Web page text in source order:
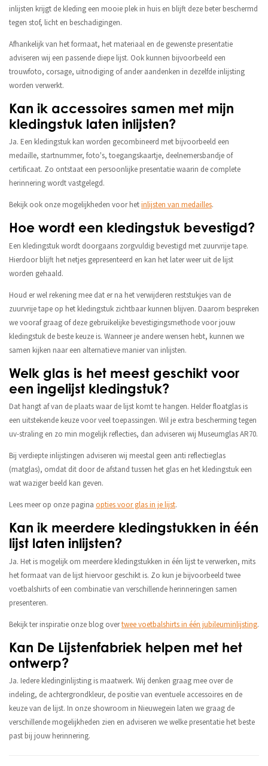
inlijsten krijgt de kleding een mooie plek in huis en blijft deze beter beschermd
tegen stof, licht en beschadigingen.
Afhankelijk van het formaat, het materiaal en de gewenste presentatie
adviseren wij een passende diepe lijst. Ook kunnen bijvoorbeeld een
trouwfoto, corsage, uitnodiging of ander aandenken in dezelfde inlijsting
worden verwerkt.
Kan ik accessoires samen met mijn
kledingstuk laten inlijsten?
Ja. Een kledingstuk kan worden gecombineerd met bijvoorbeeld een
medaille, startnummer, foto's, toegangskaartje, deelnemersbandje of
certificaat. Zo ontstaat een persoonlijke presentatie waarin de complete
herinnering wordt vastgelegd.
Bekijk ook onze mogelijkheden voor hetinlijsten van medailles.
Hoe wordt een kledingstuk bevestigd?
Een kledingstuk wordt doorgaans zorgvuldig bevestigd met zuurvrije tape.
Hierdoor blijft het netjes gepresenteerd en kan het later weer uit de lijst
worden gehaald.
Houd er wel rekening mee dat er na het verwijderen reststukjes van de
zuurvrije tape op het kledingstuk zichtbaar kunnen blijven. Daarom bespreken
we vooraf graag of deze gebruikelijke bevestigingsmethode voor jouw
kledingstuk de beste keuze is. Wanneer je andere wensen hebt, kunnen we
samen kijken naar een alternatieve manier van inlijsten.
Welk glas is het meest geschikt voor
een ingelijst kledingstuk?
Dat hangt af van de plaats waar de lijst komt te hangen. Helder floatglas is
een uitstekende keuze voor veel toepassingen. Wil je extra bescherming tegen
uv-straling en zo min mogelijk reflecties, dan adviseren wij Museumglas AR70.
Bij verdiepte inlijstingen adviseren wij meestal geen anti reflectieglas
(matglas), omdat dit door de afstand tussen het glas en het kledingstuk een
wat waziger beeld kan geven.
Lees meer op onze pagina opties voor glas in je lijst.
Kan ik meerdere kledingstukken in één
lijst laten inlijsten?
Ja. Het is mogelijk om meerdere kledingstukken in één lijst te verwerken, mits
het formaat van de lijst hiervoor geschikt is. Zo kun je bijvoorbeeld twee
voetbalshirts of een combinatie van verschillende herinneringen samen
presenteren.
Bekijk ter inspiratie onze blog overtwee voetbalshirts in één jubileuminlijsting.
Kan De Lijstenfabriek helpen met het
ontwerp?
Ja. Iedere kledinginlijsting is maatwerk. Wij denken graag mee over de
indeling, de achtergrondkleur, de positie van eventuele accessoires en de
keuze van de lijst. In onze showroom in Nieuwegein laten we graag de
verschillende mogelijkheden zien en adviseren we welke presentatie het beste
past bij jouw herinnering.